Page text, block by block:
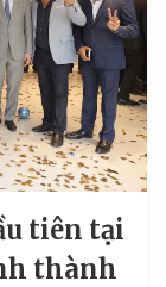
tiên tại
thành